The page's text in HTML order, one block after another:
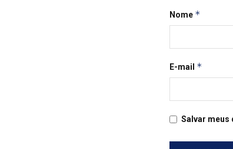
Nome *
E-mail *
Salvar meus